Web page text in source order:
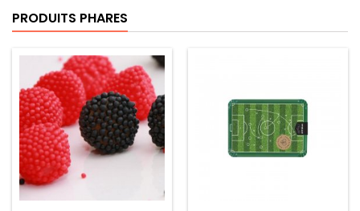
PRODUITS PHARES